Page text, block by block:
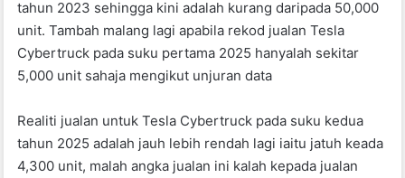
tahun 2023 sehingga kini adalah kurang daripada 50,000
unit. Tambah malang lagi apabila rekod jualan Tesla
Cybertruck pada suku pertama 2025 hanyalah sekitar
5,000 unit sahaja mengikut unjuran data
Realiti jualan untuk Tesla Cybertruck pada suku kedua
tahun 2025 adalah jauh lebih rendah lagi iaitu jatuh keada
4,300 unit, malah angka jualan ini kalah kepada jualan